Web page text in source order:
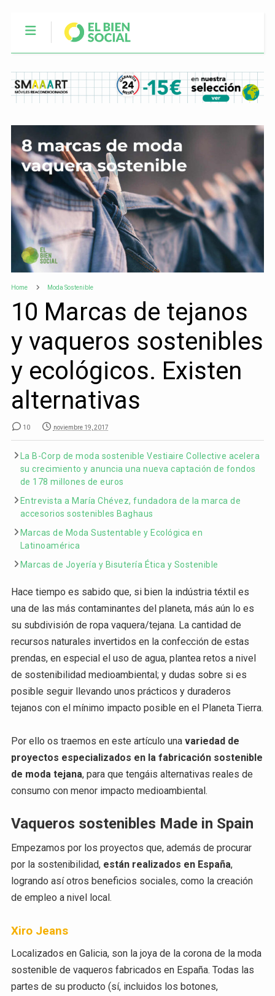
Home Moda Sostenible
10 Marcas de tejanos
y vaqueros sostenibles
y ecológicos. Existen
alternativas
10 noviembre 19, 2017
La B-Corp de moda sostenible Vestiaire Collective acelera
su crecimiento y anuncia una nueva captación de fondos
de 178 millones de euros
Entrevista a María Chévez, fundadora de la marca de
accesorios sostenibles Baghaus
Marcas de Moda Sustentable y Ecológica en
Latinoamérica
Marcas de Joyería y Bisutería Ética y Sostenible
Hace tiempo es sabido que, si bien la indústria téxtil es
una de las más contaminantes del planeta, más aún lo es
su subdivisión de ropa vaquera/tejana. La cantidad de
recursos naturales invertidos en la confección de estas
prendas, en especial el uso de agua, plantea retos a nivel
de sostenibilidad medioambiental; y dudas sobre si es
posible seguir llevando unos prácticos y duraderos
tejanos con el mínimo impacto posible en el Planeta Tierra.
Por ello os traemos en este artículo una variedad de
proyectos especializados en la fabricación sostenible
de moda tejana, para que tengáis alternativas reales de
consumo con menor impacto medioambiental.
Vaqueros sostenibles Made in Spain
Empezamos por los proyectos que, además de procurar
por la sostenibilidad, están realizados en España,
logrando así otros beneficios sociales, como la creación
de empleo a nivel local.
Xiro Jeans
Localizados en Galicia, son la joya de la corona de la moda
sostenible de vaqueros fabricados en España. Todas las
partes de su producto (sí, incluidos los botones,